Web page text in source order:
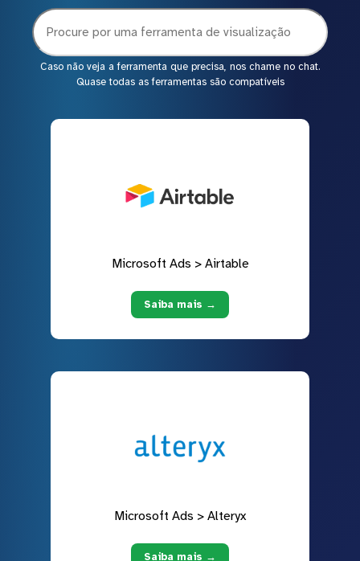
Caso não veja a ferramenta que precisa, nos chame no chat.
Quase todas as ferramentas são compatíveis
Microsoft Ads > Airtable
Saiba mais →
Microsoft Ads > Alteryx
Saiba mais →